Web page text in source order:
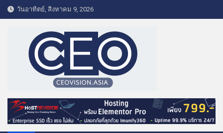
k
e
วันอาทิตย์, สิงหาคม 9, 2026
CEO VISION.ASIA
Business & Lifestyle